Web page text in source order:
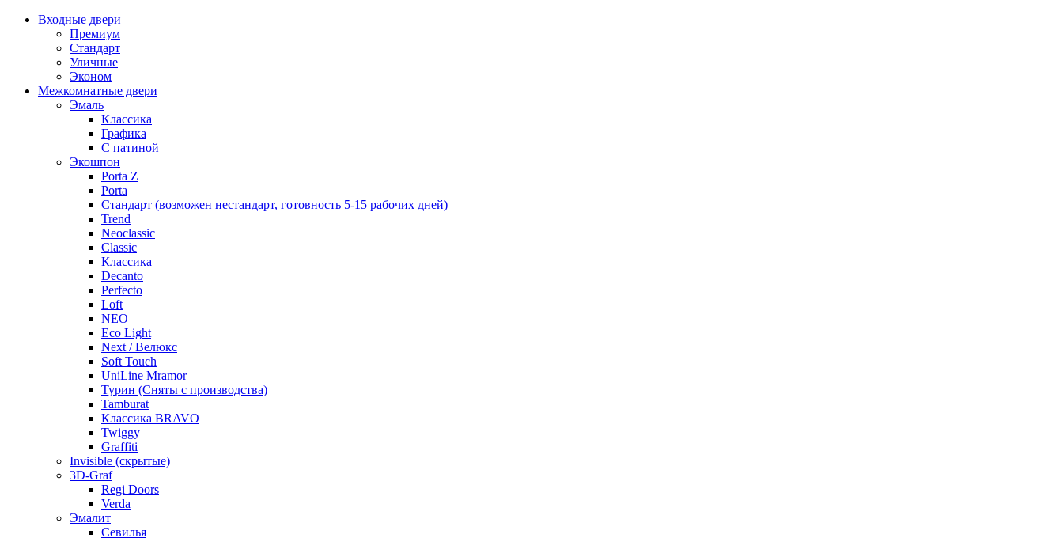
Входные двери
Премиум
Стандарт
Уличные
Эконом
Межкомнатные двери
Эмаль
Классика
Графика
С патиной
Экошпон
Porta Z
Porta
Стандарт (возможен нестандарт, готовность 5-15 рабочих дней)
Trend
Neoclassic
Classic
Классика
Decanto
Perfecto
Loft
NEO
Eco Light
Next / Велюкс
Soft Touch
UniLine Mramor
Турин (Сняты с производства)
Tamburat
Классика BRAVO
Twiggy
Graffiti
Invisible (скрытые)
3D-Graf
Regi Doors
Verda
Эмалит
Севилья